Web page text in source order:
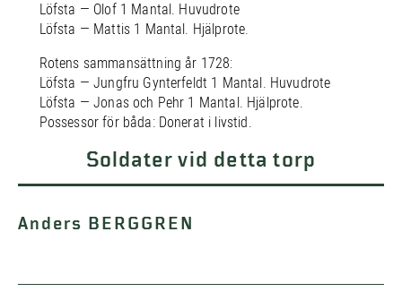
Löfsta — Olof 1 Mantal. Huvudrote
Löfsta — Mattis 1 Mantal. Hjälprote.
Rotens sammansättning år 1728:
Löfsta — Jungfru Gynterfeldt 1 Mantal. Huvudrote
Löfsta — Jonas och Pehr 1 Mantal. Hjälprote.
Possessor för båda: Donerat i livstid.
Soldater vid detta torp
Anders BERGGREN